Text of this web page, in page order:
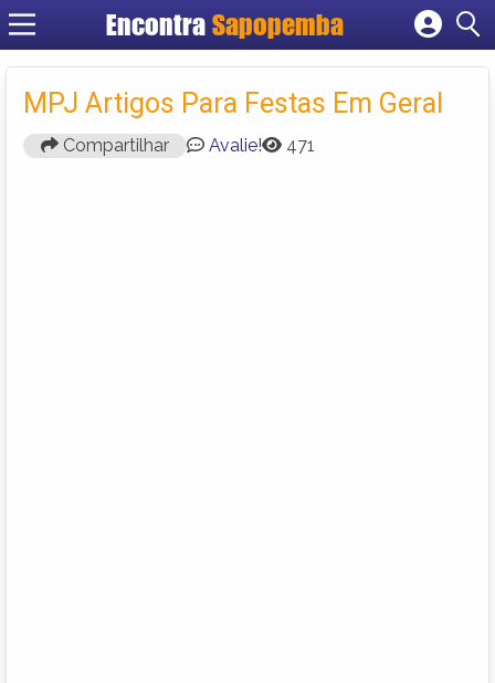
Encontra Sapopemba
Cadastrar empresa
Criar conta
MPJ Artigos Para Festas Em Geral
Compartilhar Avalie! 471